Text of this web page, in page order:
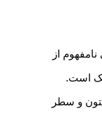
از
است.
و سطر